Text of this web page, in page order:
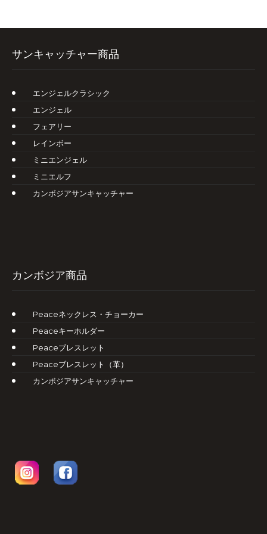
サンキャッチャー商品
エンジェルクラシック
エンジェル
フェアリー
レインボー
ミニエンジェル
ミニエルフ
カンボジアサンキャッチャー
カンボジア商品
Peaceネックレス・チョーカー
Peaceキーホルダー
Peaceブレスレット
Peaceブレスレット（革）
カンボジアサンキャッチャー